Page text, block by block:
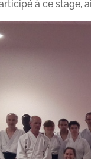
à ce stage,